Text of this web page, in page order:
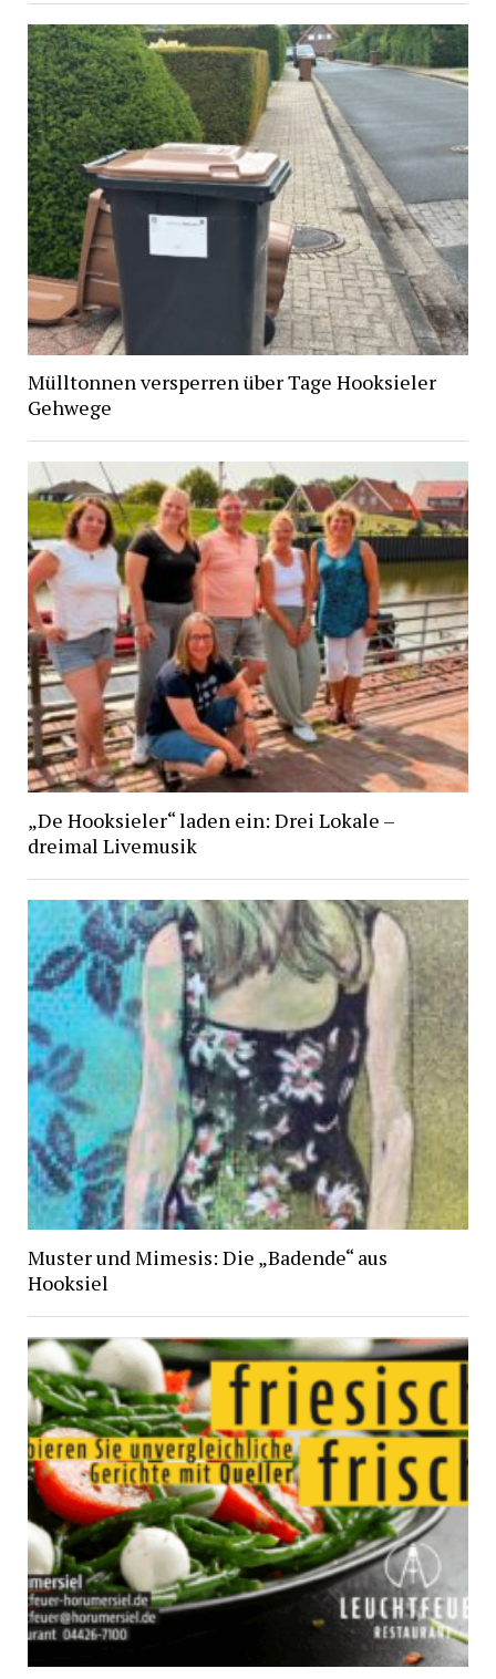
Mülltonnen versperren über Tage Hooksieler
Gehwege
„De Hooksieler“ laden ein: Drei Lokale –
dreimal Livemusik
Muster und Mimesis: Die „Badende“ aus
Hooksiel